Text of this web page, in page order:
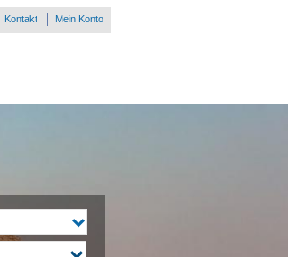
Kontakt Mein Konto